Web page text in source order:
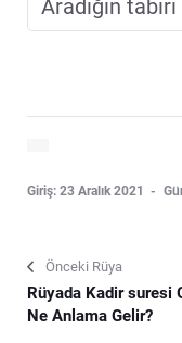
Giriş: 23 Aralık 2021
Önceki Rüya
Rüyada Kadir suresi
Ne Anlama Gelir?